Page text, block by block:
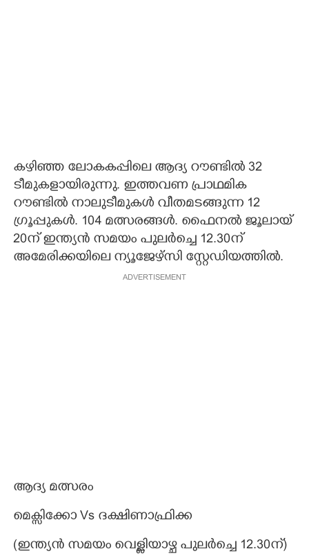
കഴിഞ്ഞ ലോകകപ്പിലെ ആദ്യ റൗണ്ടിൽ 32
ടീമുകളായിരുന്നു. ഇത്തവണ പ്രാഥമിക
റൗണ്ടിൽ നാലുടീമുകൾ വീതമടങ്ങുന്ന 12
ഗ്രൂപ്പുകൾ. 104 മത്സരങ്ങൾ. ഫൈനൽ ജൂലായ്
20ന് ഇന്ത്യൻ സമയം പുലർച്ചെ 12.30ന്
അമേരിക്കയിലെ ന്യൂജേഴ്സി സ്റ്റേഡിയത്തിൽ.
ADVERTISEMENT
ആദ്യ മത്സരം
മെക്സിക്കോ Vs ദക്ഷിണാഫ്രിക്ക
(ഇന്ത്യൻ സമയം വെള്ളിയാഴ്ച പുലർച്ചെ 12.30ന്)